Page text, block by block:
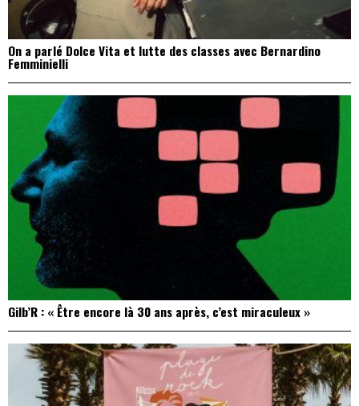
On a parlé Dolce Vita et lutte des classes avec Bernardino
Femminielli
Gilb’R : « Être encore là 30 ans après, c’est miraculeux »